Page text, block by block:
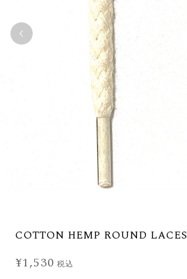
COTTON HEMP ROUND LACES
¥1,530 税込